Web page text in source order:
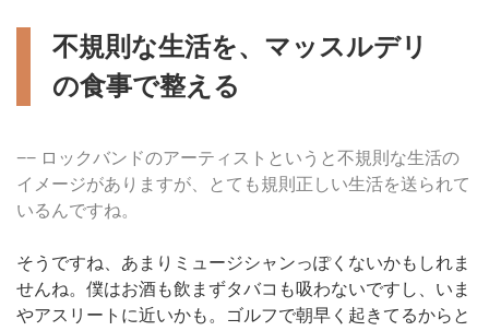
不規則な生活を、マッスルデリ
の食事で整える
−− ロックバンドのアーティストというと不規則な生活の
イメージがありますが、とても規則正しい生活を送られて
いるんですね。
そうですね、あまりミュージシャンっぽくないかもしれま
せんね。僕はお酒も飲まずタバコも吸わないですし、いま
やアスリートに近いかも。ゴルフで朝早く起きてるからと